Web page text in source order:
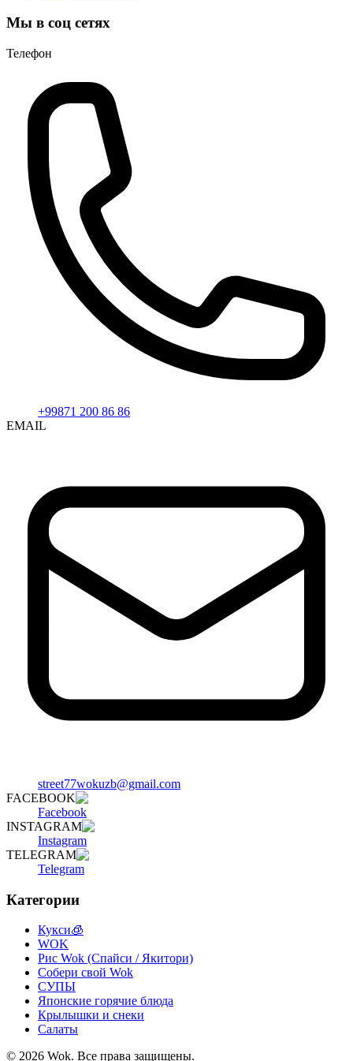
Мы в соц сетях
Телефон
+99871 200 86 86
EMAIL
street77wokuzb@gmail.com
FACEBOOK
Facebook
INSTAGRAM
Instagram
TELEGRAM
Telegram
Категории
Кукси🧊
WOK
Рис Wok (Спайси / Якитори)
Собери свой Wok
СУПЫ
Японские горячие блюда
Крылышки и снеки
Салаты
© 2026 Wok. Все права защищены.